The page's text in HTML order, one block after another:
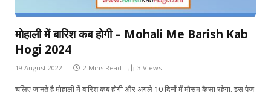
मोहाली में बारिश कब होगी – Mohali Me Barish Kab
Hogi 2024
19 August 2022 2 Mins Read 3 Views
चलिए जानते है मोहाली में बारिश कब होगी और अगले 10 दिनों में मौसम कैसा रहेगा. इस पेज